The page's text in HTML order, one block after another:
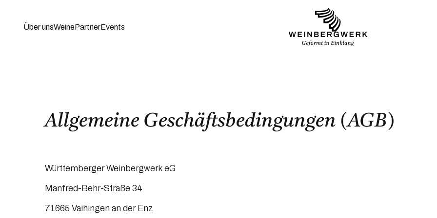
Über unsWeinePartnerEvents
Allgemeine Geschäftsbedingungen (AGB)
Württemberger Weinbergwerk eG
Manfred-Behr-Straße 34
71665 Vaihingen an der Enz